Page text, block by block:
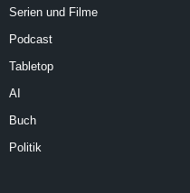
Serien und Filme
Podcast
Tabletop
AI
Buch
Politik